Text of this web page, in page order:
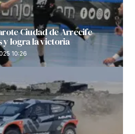
Ciudad de Arrecife
y logra la victoria
10:26